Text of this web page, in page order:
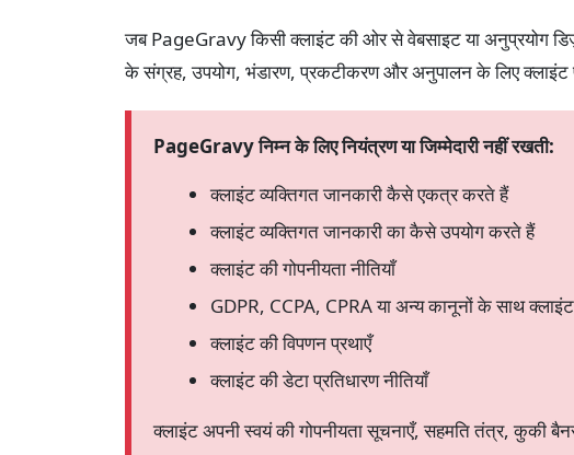
जब PageGravy किसी क्लाइंट की ओर से वेबसाइट या अनुप्रयोग
के संग्रह, उपयोग, भंडारण, प्रकटीकरण और अनुपालन के लिए क्लाइंट
PageGravy निम्न के लिए नियंत्रण या जिम्मेदारी नहीं रखती:
क्लाइंट व्यक्तिगत जानकारी कैसे एकत्र करते हैं
क्लाइंट व्यक्तिगत जानकारी का कैसे उपयोग करते हैं
क्लाइंट की गोपनीयता नीतियाँ
GDPR, CCPA, CPRA या अन्य कानूनों के साथ
क्लाइंट की विपणन प्रथाएँ
क्लाइंट की डेटा प्रतिधारण नीतियाँ
क्लाइंट अपनी स्वयं की गोपनीयता सूचनाएँ, सहमति तंत्र, कुकी